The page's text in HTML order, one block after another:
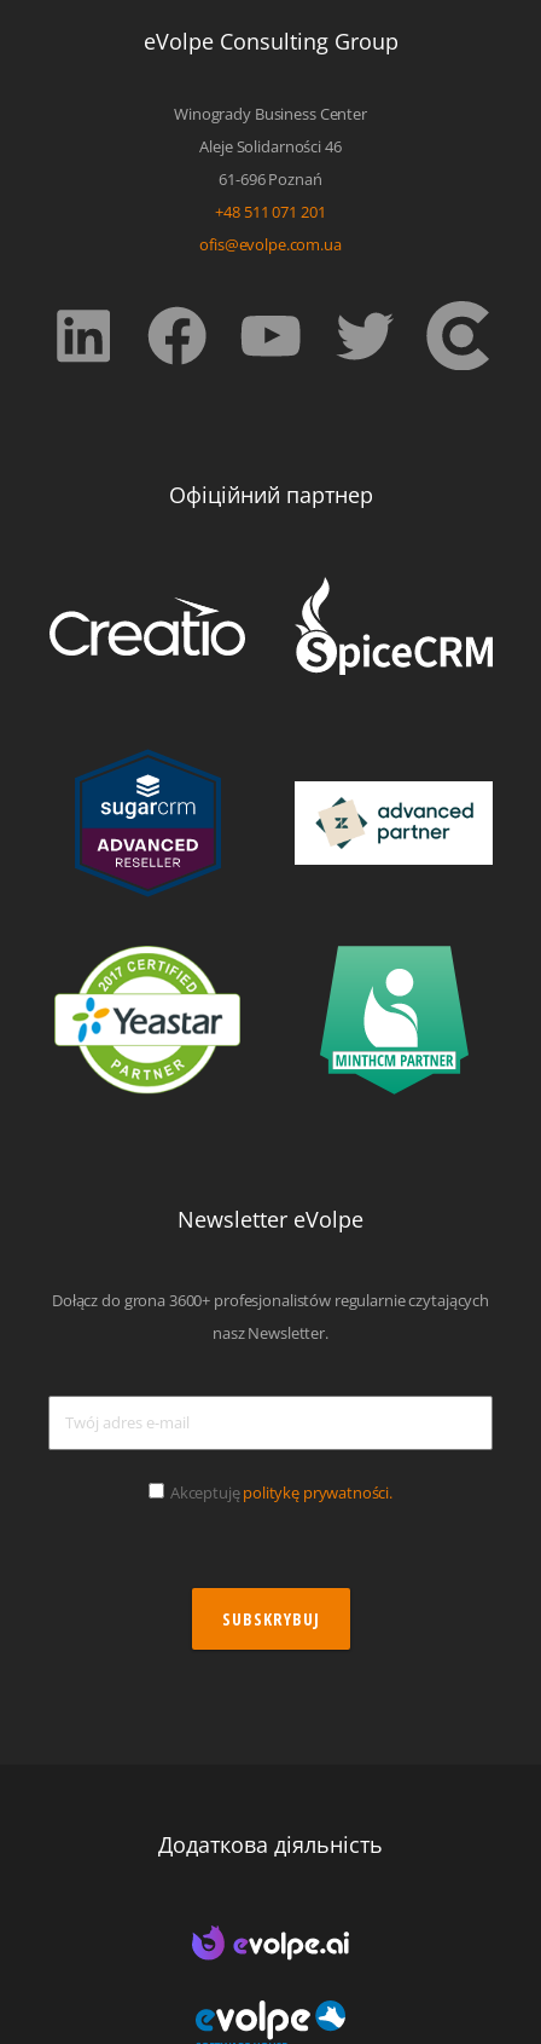
eVolpe Consulting Group
Winogrady Business Center
Aleje Solidarności 46
61-696 Poznań
+48 511 071 201
ofis@evolpe.com.ua
Офіційний партнер
Newsletter eVolpe
Dołącz do grona 3600+ profesjonalistów regularnie czytających
nasz Newsletter.
Akceptujępolitykę prywatności.
SUBSKRYBUJ
Додаткова діяльність